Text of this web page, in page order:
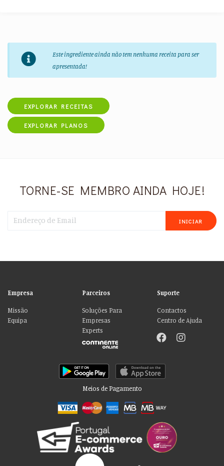
Este ingrediente ainda não tem nenhuma receita para ser
apresentada!
EXPLORAR RECEITAS
EXPLORAR PLANOS
TORNE-SE MEMBRO AINDA HOJE!
INICIAR
Empresa
Missão
Equipa
Parceiros
Soluções Para
Empresas
Experts
Suporte
Contactos
Centro de Ajuda
Meios de Pagamento